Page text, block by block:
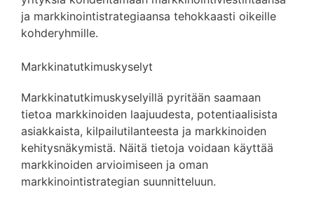
ja markkinointistrategiaansa tehokkaasti oikeille
kohderyhmille.
Markkinatutkimuskyselyt
Markkinatutkimuskyselyillä pyritään saamaan
tietoa markkinoiden laajuudesta, potentiaalisista
asiakkaista, kilpailutilanteesta ja markkinoiden
kehitysnäkymistä. Näitä tietoja voidaan käyttää
markkinoiden arvioimiseen ja oman
markkinointistrategian suunnitteluun.